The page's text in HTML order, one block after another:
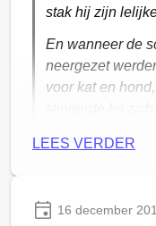
stak hij zijn
En wanneer de
neergezet
voor kat en hond,
en ze leeg te
LEES VERDER
16 december